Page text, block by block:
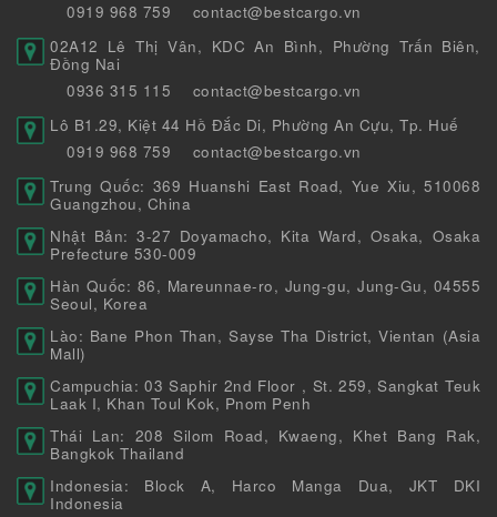
0919 968 759
contact@bestcargo.vn
02A12 Lê Thị Vân, KDC An Bình, Phường Trấn Biên,
Đồng Nai
0936 315 115
contact@bestcargo.vn
Lô B1.29, Kiệt 44 Hồ Đắc Di, Phường An Cựu, Tp. Huế
0919 968 759
contact@bestcargo.vn
Trung Quốc: 369 Huanshi East Road, Yue Xiu, 510068
Guangzhou, China
Nhật Bản: 3-27 Doyamacho, Kita Ward, Osaka, Osaka
Prefecture 530-009
Hàn Quốc: 86, Mareunnae-ro, Jung-gu, Jung-Gu, 04555
Seoul, Korea
Lào: Bane Phon Than, Sayse Tha District, Vientan (Asia
Mall)
Campuchia: 03 Saphir 2nd Floor , St. 259, Sangkat Teuk
Laak I, Khan Toul Kok, Pnom Penh
Thái Lan: 208 Silom Road, Kwaeng, Khet Bang Rak,
Bangkok Thailand
Indonesia: Block A, Harco Manga Dua, JKT DKI
Indonesia